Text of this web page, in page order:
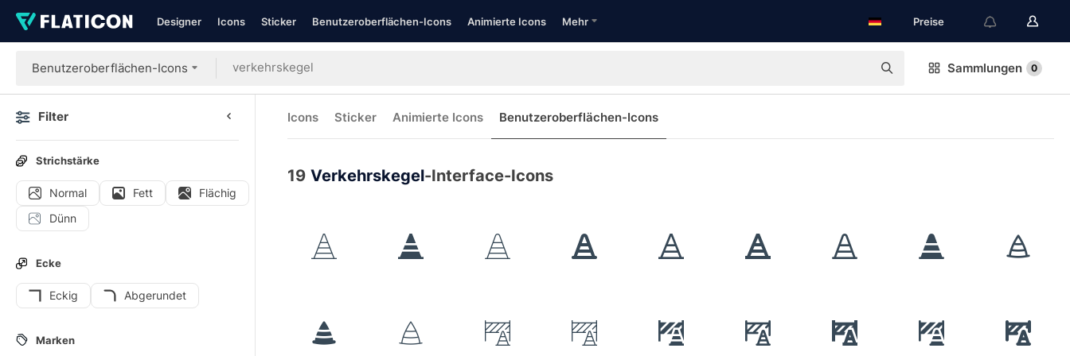
Designer Icons Sticker Benutzeroberflächen-Icons Animierte Icons Mehr Preise
Benutzeroberflächen-Icons Sammlungen 0
Filter
Strichstärke
Normal Fett
Flächig
Dünn
Ecke
Eckig Abgerundet
Marken
Icons Sticker Animierte Icons Benutzeroberflächen-Icons
19 Verkehrskegel-Interface-Icons